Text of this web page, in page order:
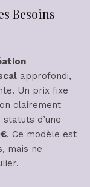
Besoins
approfondi,
Un prix fixe
clairement
d’une
. Ce modèle est
mais ne